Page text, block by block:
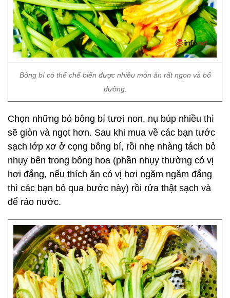
Bông bí có thể chế biến được nhiều món ăn rất ngon và bổ
dưỡng.
Chọn những bó bông bí tươi non, nụ búp nhiều thì
sẽ giòn và ngọt hơn. Sau khi mua về các bạn tước
sạch lớp xơ ở cọng bông bí, rồi nhẹ nhàng tách bỏ
nhụy bên trong bông hoa (phần nhụy thường có vị
hơi đắng, nếu thích ăn có vị hơi ngăm ngăm đắng
thì các bạn bỏ qua bước này) rồi rửa thật sạch và
để ráo nước.